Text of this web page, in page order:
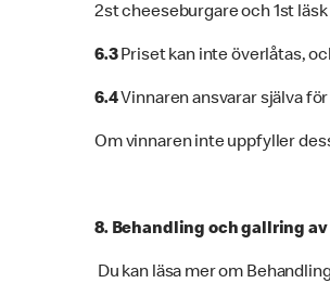
2st cheeseburgare och 1st
6.3Priset kan inte överlåtas,
6.4Vinnaren ansvarar själva
Om vinnaren inte uppfyller
8. Behandling och gallring
Du kan läsa mer om